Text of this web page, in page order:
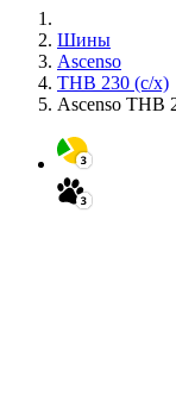
Шины
Ascenso
THB 230 (с/х)
Ascenso THB